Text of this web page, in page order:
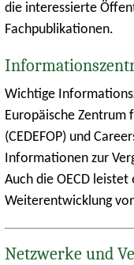
die interessierte
Fachpublikationen.
Wichtige
Europäische Zentrum
(CEDEFOP) und
Informationen zur
Auch die OECD
Weiterentwicklung
Netzwerke und